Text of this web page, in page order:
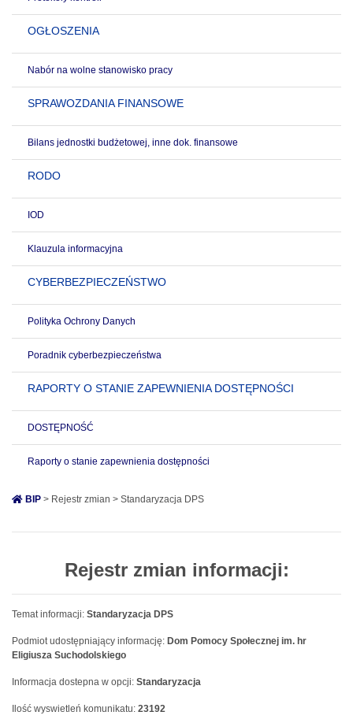
OGŁOSZENIA
Nabór na wolne stanowisko pracy
SPRAWOZDANIA FINANSOWE
Bilans jednostki budżetowej, inne dok. finansowe
RODO
IOD
Klauzula informacyjna
CYBERBEZPIECZEŃSTWO
Polityka Ochrony Danych
Poradnik cyberbezpieczeństwa
RAPORTY O STANIE ZAPEWNIENIA DOSTĘPNOŚCI
DOSTĘPNOŚĆ
Raporty o stanie zapewnienia dostępności
BIP > Rejestr zmian > Standaryzacja DPS
Rejestr zmian informacji:
Temat informacji: Standaryzacja DPS
Podmiot udostępniający informację: Dom Pomocy Społecznej im. hr
Eligiusza Suchodolskiego
Informacja dostepna w opcji: Standaryzacja
Ilość wyswietleń komunikatu: 23192